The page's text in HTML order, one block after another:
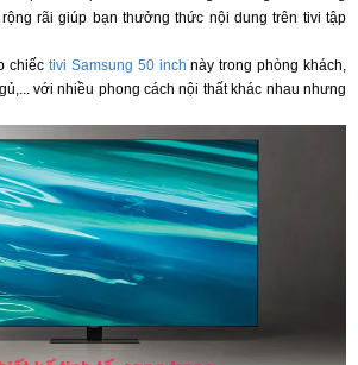
rãi giúp bạn thưởng thức nội dung trên tivi tập
chiếc tivi Samsung 50 inch này trong phòng khách,
với nhiều phong cách nội thất khác nhau nhưng